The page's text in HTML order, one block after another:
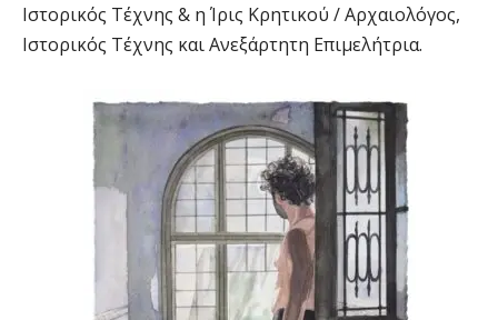
Ιστορικός Τέχνης & η Ίρις Κρητικού / Αρχαιολόγος,
Ιστορικός Τέχνης και Ανεξάρτητη Επιμελήτρια.